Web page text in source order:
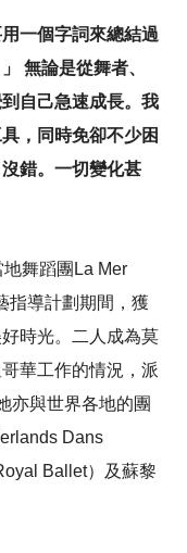
一個字詞來總結過
無論是從舞者、
自己急速成長。我
，同時免卻不少困
錯。一切變化甚
舞蹈團La Mer
指導計劃期間，獲
時光。二人成為莫
華工作的情況，派
亦與世界各地的團
Dans
Ballet）及蘇黎